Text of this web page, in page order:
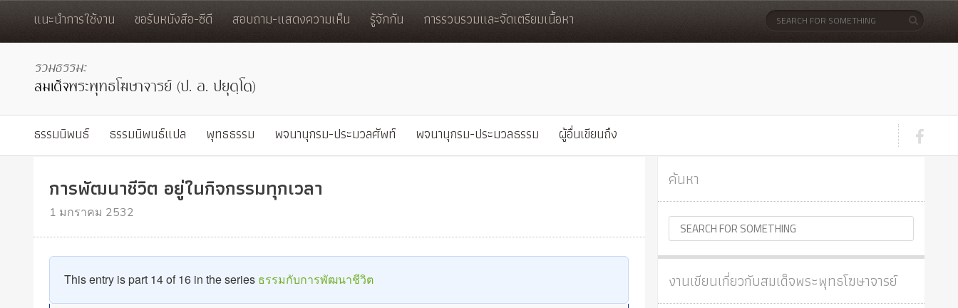
แนะนำการใช้งาน ขอรับหนังสือ-ซีดี สอบถาม-แสดงความเห็น รู้จักกัน การรวบรวมและจัดเตรียมเนื้อหา
ธรรมนิพนธ์ ธรรมนิพนธ์แปล พุทธธรรม พจนานุกรม-ประมวลศัพท์ พจนานุกรม-ประมวลธรรม ผู้อื่นเขียนถึง
การพัฒนาชีวิต อยู่ในกิจกรรมทุกเวลา
1 มกราคม 2532
This entry is part 14 of 16 in the series ธรรมกับการพัฒนาชีวิต
ค้นหา
งานเขียนเกี่ยวกับสมเด็จพระพุทธโฆษาจารย์